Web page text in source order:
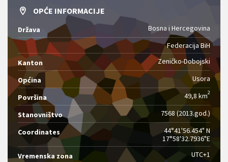
OPĆE INFORMACIJE
Država
Bosna i Hercegovina
Federacija BiH
Kanton
Zeničko-Dobojski
Općina Usora
Površina 49,8 km2
Stanovništvo 7568 (2013.god.)
Coordinates
44°41'56.454" N
17°58'32.7936"E
Vremenska zona
UTC+1